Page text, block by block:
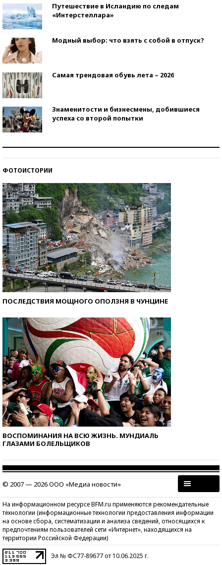
Путешествие в Исландию по следам
«Интерстеллара»
Модный выбор: что взять с собой в отпуск?
Самая трендовая обувь лета – 2026
Знаменитости и бизнесмены, добившиеся
успеха со второй попытки
ФОТОИСТОРИИ
ПОСЛЕДСТВИЯ МОЩНОГО ОПОЛЗНЯ В ЧУНЦИНЕ
ВОСПОМИНАНИЯ НА ВСЮ ЖИЗНЬ. МУНДИАЛЬ
ГЛАЗАМИ БОЛЕЛЬЩИКОВ
© 2007 — 2026 ООО «Медиа новости»
На информационном ресурсе BFM.ru применяются рекомендательные
технологии (информационные технологии предоставления информации
на основе сбора, систематизации и анализа сведений, относящихся к
предпочтениям пользователей сети «Интернет», находящихся на
территории Российской Федерации)
Эл № ФС77-89677 от 10.06.2025 г.